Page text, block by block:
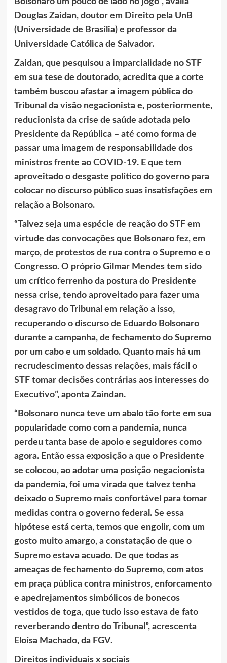
Douglas Zaidan, doutor em Direito pela UnB
(Universidade de Brasília) e professor da
Universidade Católica de Salvador.
Zaidan, que pesquisou a imparcialidade no STF
em sua tese de doutorado, acredita que a corte
também buscou afastar a imagem pública do
Tribunal da visão negacionista e, posteriormente,
reducionista da crise de saúde adotada pelo
Presidente da República – até como forma de
passar uma imagem de responsabilidade dos
ministros frente ao COVID-19. E que tem
aproveitado o desgaste político do governo para
colocar no discurso público suas insatisfações em
relação a Bolsonaro.
“Talvez seja uma espécie de reação do STF em
virtude das convocações que Bolsonaro fez, em
março, de protestos de rua contra o Supremo e o
Congresso. O próprio Gilmar Mendes tem sido
um crítico ferrenho da postura do Presidente
nessa crise, tendo aproveitado para fazer uma
desagravo do Tribunal em relação a isso,
recuperando o discurso de Eduardo Bolsonaro
durante a campanha, de fechamento do Supremo
por um cabo e um soldado. Quanto mais há um
recrudescimento dessas relações, mais fácil o
STF tomar decisões contrárias aos interesses do
Executivo”, aponta Zaindan.
“Bolsonaro nunca teve um abalo tão forte em sua
popularidade como com a pandemia, nunca
perdeu tanta base de apoio e seguidores como
agora. Então essa exposição a que o Presidente
se colocou, ao adotar uma posição negacionista
da pandemia, foi uma virada que talvez tenha
deixado o Supremo mais confortável para tomar
medidas contra o governo federal. Se essa
hipótese está certa, temos que engolir, com um
gosto muito amargo, a constatação de que o
Supremo estava acuado. De que todas as
ameaças de fechamento do Supremo, com atos
em praça pública contra ministros, enforcamento
e apedrejamentos simbólicos de bonecos
vestidos de toga, que tudo isso estava de fato
reverberando dentro do Tribunal”, acrescenta
Eloísa Machado, da FGV.
Direitos individuais x sociais